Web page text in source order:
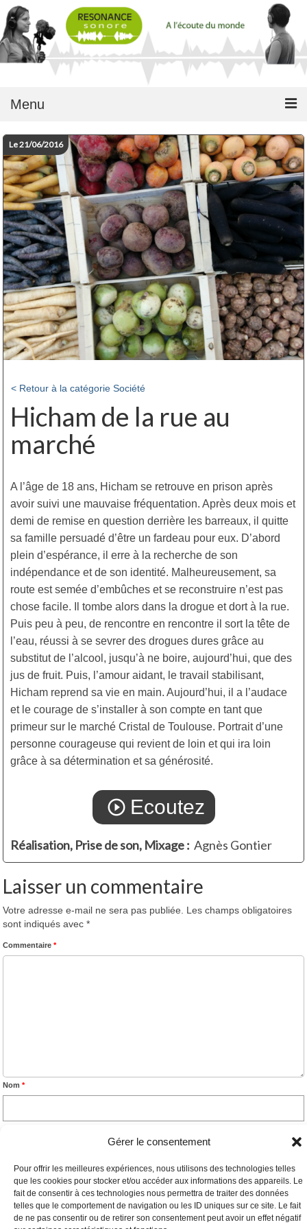
Gérer le consentement
Pour offrir les meilleures expériences, nous utilisons des technologies telles
que les cookies pour stocker et/ou accéder aux informations des appareils. Le
fait de consentir à ces technologies nous permettra de traiter des données
telles que le comportement de navigation ou les ID uniques sur ce site. Le fait
de ne pas consentir ou de retirer son consentement peut avoir un effet négatif
Menu
Le 21/06/2016
< Retour à la catégorie Société
Hicham de la rue au
marché
A l’âge de 18 ans, Hicham se retrouve en prison après
avoir suivi une mauvaise fréquentation. Après deux mois et
demi de remise en question derrière les barreaux, il quitte
sa famille persuadé d’être un fardeau pour eux. D’abord
plein d’espérance, il erre à la recherche de son
indépendance et de son identité. Malheureusement, sa
route est semée d’embûches et se reconstruire n’est pas
chose facile. Il tombe alors dans la drogue et dort à la rue.
Puis peu à peu, de rencontre en rencontre il sort la tête de
l’eau, réussi à se sevrer des drogues dures grâce au
substitut de l’alcool, jusqu’à ne boire, aujourd’hui, que des
jus de fruit. Puis, l’amour aidant, le travail stabilisant,
Hicham reprend sa vie en main. Aujourd’hui, il a l’audace
et le courage de s’installer à son compte en tant que
primeur sur le marché Cristal de Toulouse. Portrait d’une
personne courageuse qui revient de loin et qui ira loin
grâce à sa détermination et sa générosité.
play_circle_outline Ecoutez
Réalisation, Prise de son, Mixage : Agnès Gontier
Laisser un commentaire
Votre adresse e-mail ne sera pas publiée.
Les champs obligatoires
sont indiqués avec*
Commentaire*
Nom*
Site web